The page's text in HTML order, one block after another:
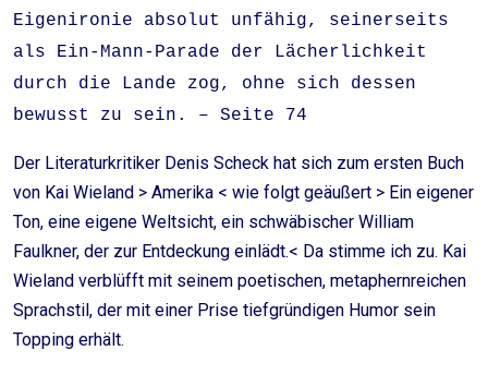
Eigenironie absolut unfähig, seinerseits
als Ein-Mann-Parade der Lächerlichkeit
durch die Lande zog, ohne sich dessen
bewusst zu sein. – Seite 74
Der Literaturkritiker Denis Scheck hat sich zum ersten Buch
von Kai Wieland > Amerika < wie folgt geäußert > Ein eigener
Ton, eine eigene Weltsicht, ein schwäbischer William
Faulkner, der zur Entdeckung einlädt.< Da stimme ich zu. Kai
Wieland verblüfft mit seinem poetischen, metaphernreichen
Sprachstil, der mit einer Prise tiefgründigen Humor sein
Topping erhält.